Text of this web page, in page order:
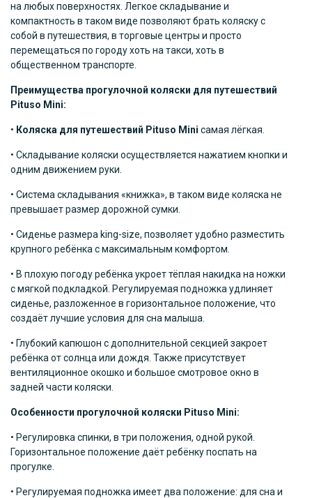
на любых поверхностях. Легкое складывание и
компактность в таком виде позволяют брать коляску с
собой в путешествия, в торговые центры и просто
перемещаться по городу хоть на такси, хоть в
общественном транспорте.
Преимущества прогулочной коляски для путешествий
Pituso Mini:
• Коляска для путешествий Pituso Mini самая лёгкая.
• Складывание коляски осуществляется нажатием кнопки и
одним движением руки.
• Система складывания «книжка», в таком виде коляска не
превышает размер дорожной сумки.
• Сиденье размера king-size, позволяет удобно разместить
крупного ребёнка с максимальным комфортом.
• В плохую погоду ребёнка укроет тёплая накидка на ножки
с мягкой подкладкой. Регулируемая подножка удлиняет
сиденье, разложенное в горизонтальное положение, что
создаёт лучшие условия для сна малыша.
• Глубокий капюшон с дополнительной секцией закроет
ребёнка от солнца или дождя. Также присутствует
вентиляционное окошко и большое смотровое окно в
задней части коляски.
Особенности прогулочной коляски Pituso Mini:
• Регулировка спинки, в три положения, одной рукой.
Горизонтальное положение даёт ребёнку поспать на
прогулке.
• Регулируемая подножка имеет два положение: для сна и